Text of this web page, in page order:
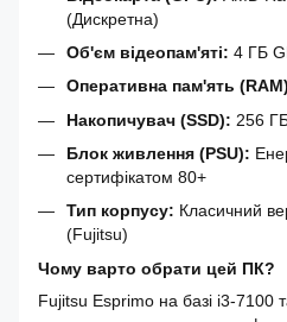
(Дискретна)
Об'єм відеопам'яті: 4 ГБ
Оперативна пам'ять
Накопичувач (SSD): 256
Блок живлення (PSU):
сертифікатом 80+
Тип корпусу: Класичний
(Fujitsu)
Чому варто обрати цей ПК?
Fujitsu Esprimo на базі i3-7100